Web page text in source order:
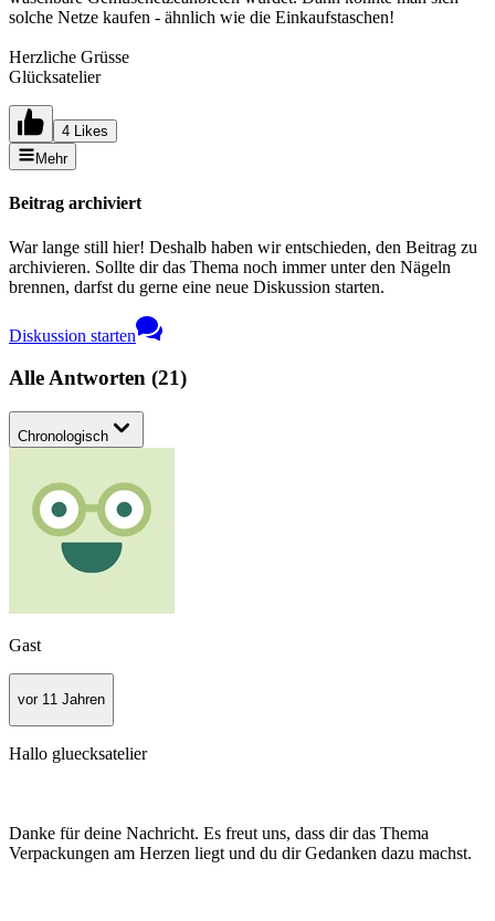
solche Netze kaufen - ähnlich wie die Einkaufstaschen!
Herzliche Grüsse
Glücksatelier
4 Likes
Mehr
Beitrag archiviert
War lange still hier! Deshalb haben wir entschieden, den Beitrag zu
archivieren. Sollte dir das Thema noch immer unter den Nägeln
brennen, darfst du gerne eine neue Diskussion starten.
Diskussion starten
Alle Antworten (21)
Chronologisch
Gast
vor 11 Jahren
Hallo gluecksatelier
Danke für deine Nachricht. Es freut uns, dass dir das Thema
Verpackungen am Herzen liegt und du dir Gedanken dazu machst.